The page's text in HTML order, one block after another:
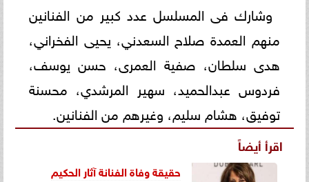
وشارك فى المسلسل عدد كبير من الفنانين
منهم العمدة صلاح السعدني، يحيى الفخراني،
هدى سلطان، صفية العمرى، حسن يوسف،
فردوس عبدالحميد، سهير المرشدي، محسنة
توفيق، هشام سليم، وغيرهم من الفنانين.
اقرأ أيضاً
حقيقة وفاة الفنانة آثار الحكيم